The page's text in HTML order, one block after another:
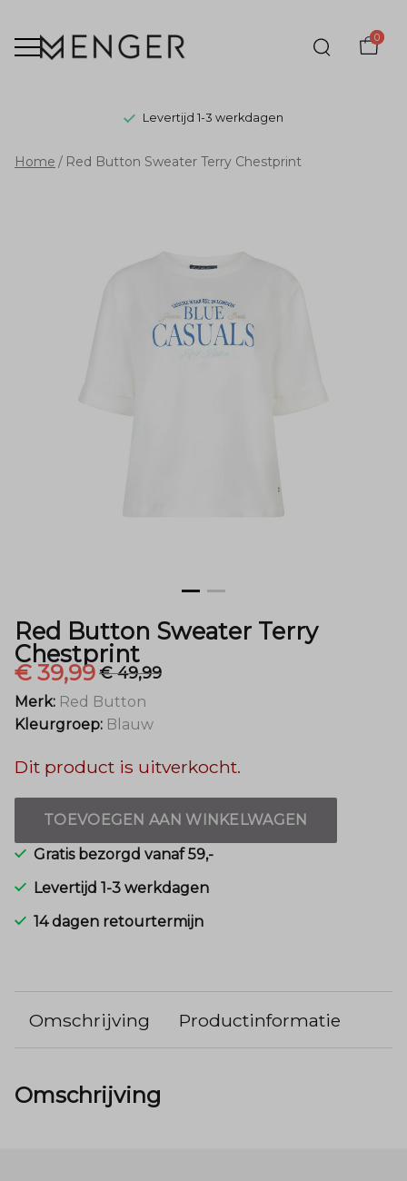
0
Levertijd 1-3 werkdagen
Red
Sweater
Chestprint
Home Red Button Sweater Terry Chestprint
Red Button Sweater Terry
Chestprint
€ 39,99€ 49,99
Merk: Red Button
Kleurgroep: Blauw
Dit product is uitverkocht.
TOEVOEGEN AAN WINKELWAGEN
Gratis bezorgd vanaf 59,-
Levertijd 1-3 werkdagen
14 dagen retourtermijn
Omschrijving Productinformatie
Omschrijving